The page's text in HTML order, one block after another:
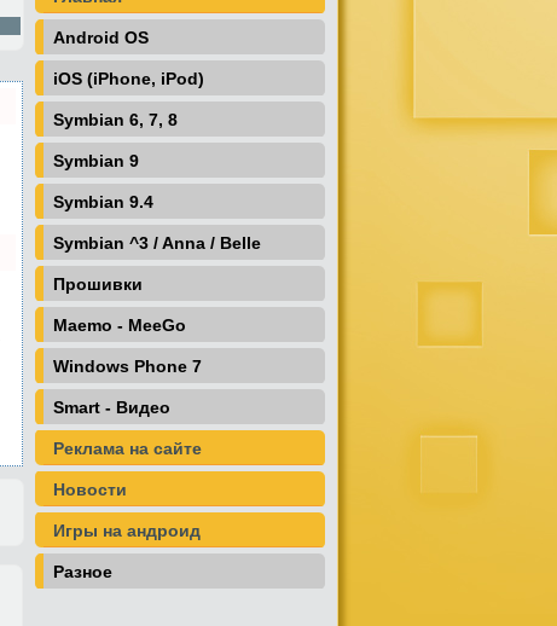
Android OS
iOS (iPhone, iPod)
Symbian 6, 7, 8
Symbian 9
Symbian 9.4
Symbian ^3 / Anna / Belle
Прошивки
Maemo - MeeGo
Windows Phone 7
Smart - Видео
Реклама на сайте
Новости
Игры на андроид
Разное